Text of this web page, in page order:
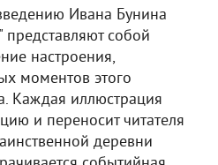
Ивана Бунина
представляют собой
настроения,
моментов этого
Каждая иллюстрация
и переносит читателя
деревни